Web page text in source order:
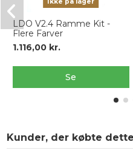
Ikke på lager
LDO V2.4 Ramme Kit -
Flere Farver
1.116,00 kr.
Se
Kunder, der købte